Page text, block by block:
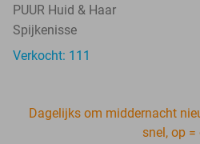
PUUR Huid & Haar
Spijkenisse
Verkocht: 111
Dagelijks om middernacht
snel, op =